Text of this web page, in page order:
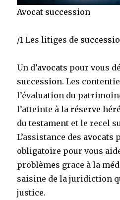
Avocat succession
/1 Les litiges de
Un d’avocats pour vous
succession. Les
l’évaluation du
l’atteinte à laréserve
dutestament et le recel
L’assistance des avocats
obligatoire pour vous
problèmes grace à la
saisine de la juridiction
justice.